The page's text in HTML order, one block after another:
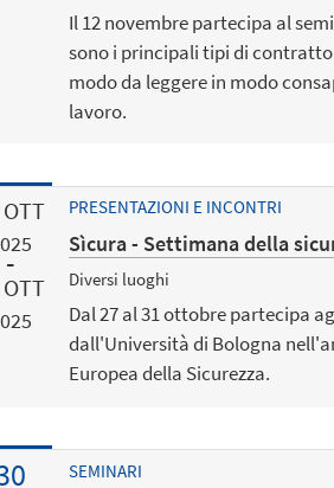
Il 12 novembre partecipa al
sono i principali tipi di
modo da leggere in modo
lavoro.
OTT
OTT
PRESENTAZIONI E INCONTRI
Sìcura - Settimana della
Diversi luoghi
Dal 27 al 31 ottobre partecipa
dall'Università di Bologna
Europea della Sicurezza.
SEMINARI